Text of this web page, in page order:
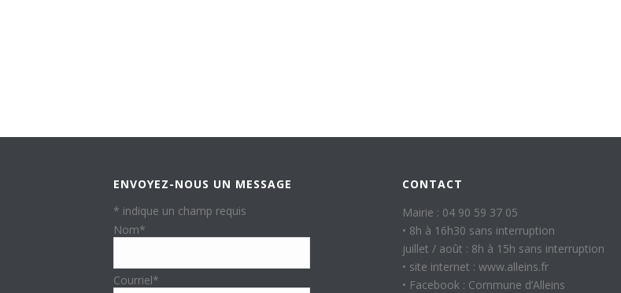
ENVOYEZ-NOUS UN MESSAGE
* indique un champ requis
Nom*
Courriel*
CONTACT
Mairie : 04 90 59 37 05
• 8h à 16h30 sans interruption
juillet / août : 8h à 15h sans interruption
• site internet : www.alleins.fr
• Facebook : Commune d’Alleins